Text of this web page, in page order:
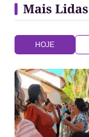
Mais Lidas
HOJE